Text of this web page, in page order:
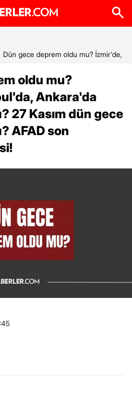
Dün gece deprem oldu mu? İzmir'de,
oldu mu?
Ankara'da
27 Kasım dün gece
AFAD son